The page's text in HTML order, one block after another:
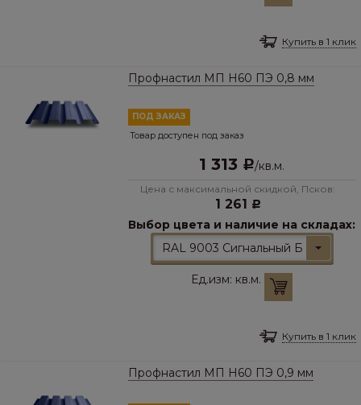
Купить в 1 клик
Профнастил МП Н60 ПЭ 0,8 мм
ПОД ЗАКАЗ
Товар доступен под заказ
1 313 Р/кв.м.
Цена с максимальной скидкой, Псков:
1 261 Р
Выбор цвета и наличие на складах:
RAL 9003 Сигнальный Белый
Ед.изм: кв.м.
Купить в 1 клик
Профнастил МП Н60 ПЭ 0,9 мм